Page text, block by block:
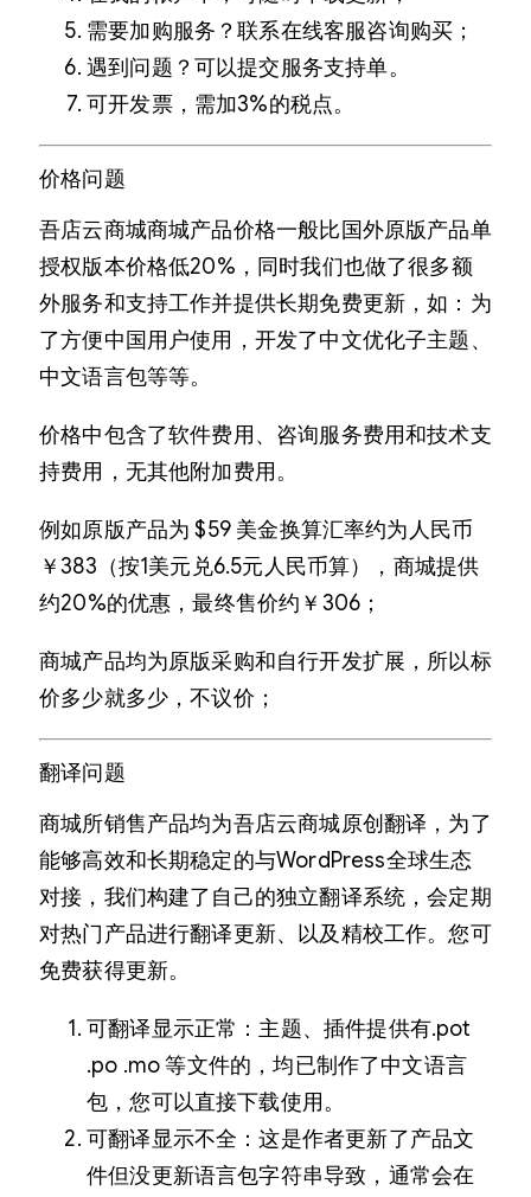
需要加购服务？联系在线客服咨询购买；
遇到问题？可以提交服务支持单。
可开发票，需加3%的税点。
价格问题
吾店云商城商城产品价格一般比国外原版产品单
授权版本价格低20%，同时我们也做了很多额
外服务和支持工作并提供长期免费更新，如：为
了方便中国用户使用，开发了中文优化子主题、
中文语言包等等。
价格中包含了软件费用、咨询服务费用和技术支
持费用，无其他附加费用。
例如原版产品为 $59 美金换算汇率约为人民币
￥383（按1美元兑6.5元人民币算），商城提供
约20%的优惠，最终售价约￥306；
商城产品均为原版采购和自行开发扩展，所以标
价多少就多少，不议价；
翻译问题
商城所销售产品均为吾店云商城原创翻译，为了
能够高效和长期稳定的与WordPress全球生态
对接，我们构建了自己的独立翻译系统，会定期
对热门产品进行翻译更新、以及精校工作。您可
免费获得更新。
可翻译显示正常：主题、插件提供有.pot
.po .mo 等文件的，均已制作了中文语言
包，您可以直接下载使用。
可翻译显示不全：这是作者更新了产品文
件但没更新语言包字符串导致，通常会在